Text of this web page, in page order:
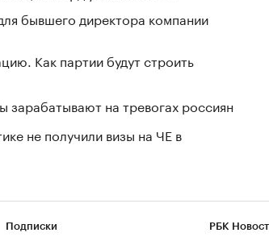
бывшего директора компании
Как партии будут строить
зарабатывают на тревогах россиян
не получили визы на ЧЕ в
Подписки РБК